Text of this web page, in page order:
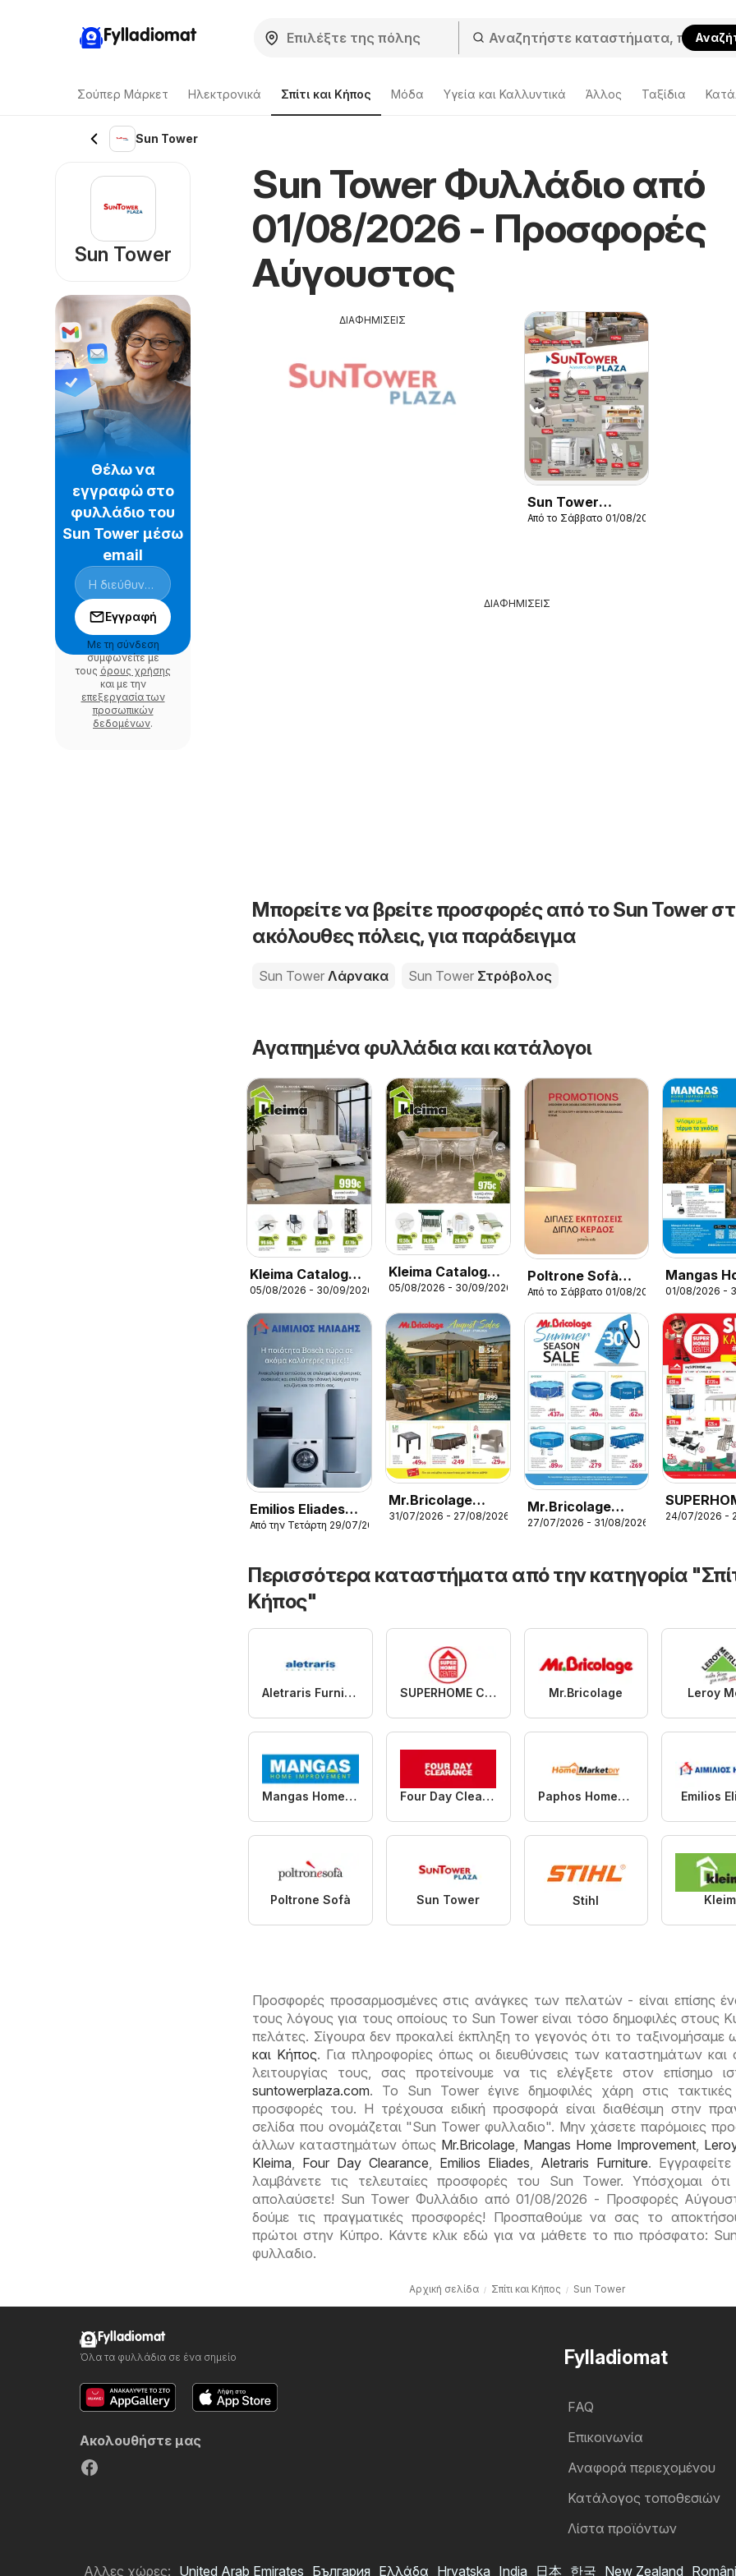
Fylladiomat
Σούπερ Μάρκετ Hλεκτρονικά Σπίτι και Κήπος Μόδα Υγεία και Καλλυντικά Άλλος Ταξίδια
Sun Tower
Sun Tower Φυλλάδιο από
01/08/2026 - Προσφορές
Αύγουστος
ΔΙΑΦΗΜΙΣΕΙΣ
Sun Tower
φυλλαδιο
Από το Σάββατο 01/08/2026
ΔΙΑΦΗΜΙΣΕΙΣ
Μπορείτε να βρείτε προσφορές από το Sun Tower
ακόλουθες πόλεις, για παράδειγμα
Sun Tower Λάρνακα Sun Tower Στρόβολος
Αγαπημένα φυλλάδια και κατάλογοι
Kleima Catalogue
Indoor
05/08/2026 - 30/09/2026
Kleima Catalogue
Outdoor
05/08/2026 - 30/09/2026
Poltrone Sofà
φυλλαδιο
Από το Σάββατο 01/08/2026
Mangas
φυλλαδιο
01/08/2026 -
Emilios Eliades
φυλλαδιο
Από την Τετάρτη 29/07/2026
Mr.Bricolage
φυλλαδιο August
31/07/2026 - 27/08/2026
Mr.Bricolage
φυλλαδιο
27/07/2026 - 31/08/2026
CENTER
24/07/2026 -
Περισσότερα καταστήματα από την κατηγορία
Κήπος"
Aletraris Furniture SUPERHOME CENTER Mr.Bricolage Leroy
Mangas Home Improvement Four Day Clearance Paphos HomeMarket Emilios
Poltrone Sofà Sun Tower Stihl
Προσφορές προσαρμοσμένες στις ανάγκες των πελατών - είναι επίσης
τους λόγους για τους οποίους το Sun Tower είναι τόσο δημοφιλές στους
πελάτες. Σίγουρα δεν προκαλεί έκπληξη το γεγονός ότι το ταξινομήσαμε
και Κήπος. Για πληροφορίες όπως οι διευθύνσεις των καταστημάτων και
λειτουργίας τους, σας προτείνουμε να τις ελέγξετε στον επίσημο
suntowerplaza.com. Το Sun Tower έγινε δημοφιλές χάρη στις τακτικές
προσφορές του. Η τρέχουσα ειδική προσφορά είναι διαθέσιμη στην
σελίδα που ονομάζεται "Sun Tower φυλλαδιο". Μην χάσετε παρόμοιες
άλλων καταστημάτων όπως Mr.Bricolage, Mangas Home Improvement,
Kleima, Four Day Clearance, Emilios Eliades, Aletraris Furniture.
λαμβάνετε τις τελευταίες προσφορές του Sun Tower. Υπόσχομαι
απολαύσετε! Sun Tower Φυλλάδιο από 01/08/2026 - Προσφορές
δούμε τις πραγματικές προσφορές! Προσπαθούμε να σας το
πρώτοι στην Κύπρο. Κάντε κλικ εδώ για να μάθετε το πιο πρόσφατο:
φυλλαδιο.
Αρχική σελίδα Σπίτι και Κήπος Sun Tower
Sun Tower
Θέλω να
εγγραφώ στο
φυλλάδιο του
Sun Tower μέσω
email
Εγγραφή
Με τη σύνδεση
συμφωνείτε με
τους όρους χρήσης
και με την
επεξεργασία των
προσωπικών
δεδομένων.
Fylladiomat
FAQ
Επικοινωνία
Αναφορά περιεχομένου
Κατάλογος τοποθεσιών
Λίστα προϊόντων
Fylladiomat
Όλα τα φυλλάδια σε ένα σημείο
Ακολουθήστε μας
Αλλες χώρες: United Arab Emirates България Ελλάδα Hrvatska India 日本 한국 New Zealand